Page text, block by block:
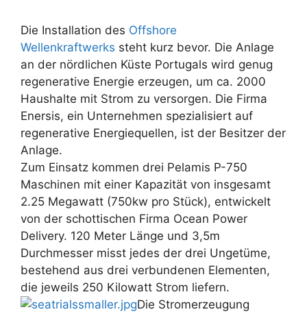
Die Installation des Offshore
Wellenkraftwerks steht kurz bevor. Die Anlage
an der nördlichen Küste Portugals wird genug
regenerative Energie erzeugen, um ca. 2000
Haushalte mit Strom zu versorgen. Die Firma
Enersis, ein Unternehmen spezialisiert auf
regenerative Energiequellen, ist der Besitzer der
Anlage.
Zum Einsatz kommen drei Pelamis P-750
Maschinen mit einer Kapazität von insgesamt
2.25 Megawatt (750kw pro Stück), entwickelt
von der schottischen Firma Ocean Power
Delivery. 120 Meter Länge und 3,5m
Durchmesser misst jedes der drei Ungetüme,
bestehend aus drei verbundenen Elementen,
die jeweils 250 Kilowatt Strom liefern.
Die Stromerzeugung